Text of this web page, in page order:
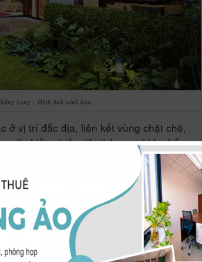
Long – Hình ảnh minh họa
ở vị trí đắc địa, liên kết vùng chặt chẽ,
sở nhiều nhiều tiện ích ngoại khu hấp
ta quen với sự phồn hoa ấy nhưng lại yêu
sẽ là sự kết hợp tuyệt
một Hà Nội khiến bao người mơ ước.
sự thổn thức, trái tim lỗi nhịp một lần nữa với
ngay lang thang quanh các con đường tại phân
kỹ về Hà Nội, có yêu Hà Nội nhiều lắm mới có